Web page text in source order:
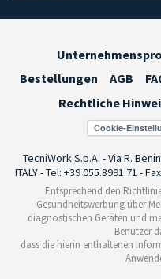
Bestellungen
AGB
Rechtliche
Cookie-
TecniWork S.p.A. - Via R.
ITALY - Tel: +39 055.8991.71 -
Entsprechend den
Gesundheitswerbung über
diagnostischen Geräten und
Benutzer
dass die hierin enthaltenen